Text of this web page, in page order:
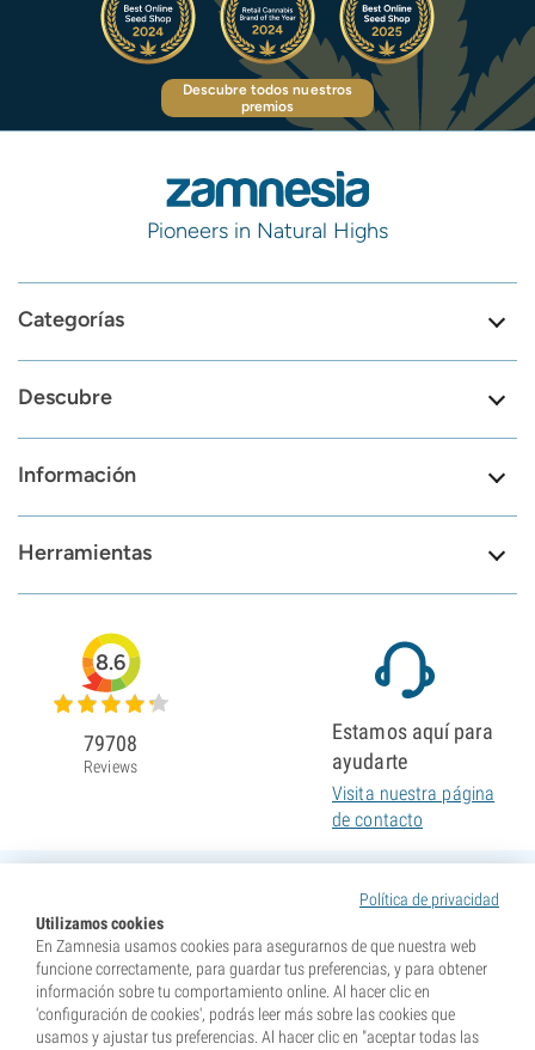
Descubre todos nuestros
premios
Pioneers in Natural Highs
Categorías
Descubre
Información
Herramientas
Política de privacidad
Utilizamos cookies
En Zamnesia usamos cookies para asegurarnos de que nuestra web
funcione correctamente, para guardar tus preferencias, y para obtener
información sobre tu comportamiento online. Al hacer clic en
'configuración de cookies', podrás leer más sobre las cookies que
usamos y ajustar tus preferencias. Al hacer clic en "aceptar todas las
8.6
79708
Reviews
Estamos aquí para
ayudarte
Visita nuestra página
de contacto